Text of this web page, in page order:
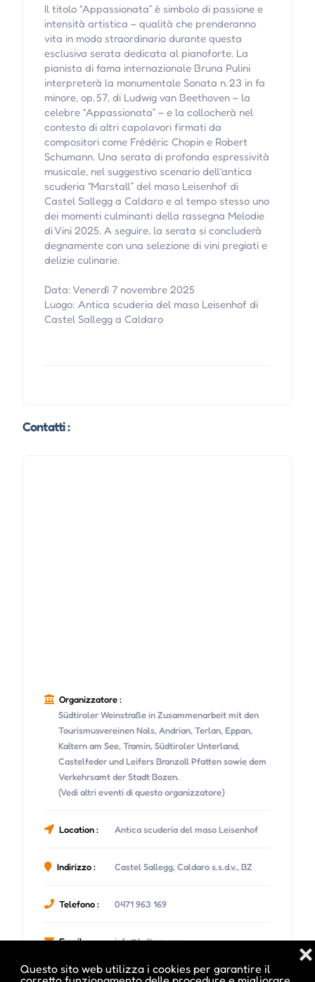
Questo sito web utilizza i cookies per garantire il
❌
Il titolo “Appassionata” è simbolo di passione e
intensità artistica – qualità che prenderanno
vita in modo straordinario durante questa
esclusiva serata dedicata al pianoforte. La
pianista di fama internazionale Bruna Pulini
interpreterà la monumentale Sonata n. 23 in fa
minore, op. 57, di Ludwig van Beethoven – la
celebre “Appassionata” – e la collocherà nel
contesto di altri capolavori firmati da
compositori come Frédéric Chopin e Robert
Schumann. Una serata di profonda espressività
musicale, nel suggestivo scenario dell’antica
scuderia “Marstall” del maso Leisenhof di
Castel Sallegg a Caldaro e al tempo stesso uno
dei momenti culminanti della rassegna Melodie
di Vini 2025. A seguire, la serata si concluderà
degnamente con una selezione di vini pregiati e
delizie culinarie.
Data: Venerdì 7 novembre 2025
Luogo: Antica scuderia del maso Leisenhof di
Castel Sallegg a Caldaro
Contatti :
Organizzatore :
Südtiroler Weinstraße in Zusammenarbeit mit den
Tourismusvereinen Nals, Andrian, Terlan, Eppan,
Kaltern am See, Tramin, Südtiroler Unterland,
Castelfeder und Leifers Branzoll Pfatten sowie dem
Verkehrsamt der Stadt Bozen.
(Vedi altri eventi di questo organizzatore)
Location : Antica scuderia del maso Leisenhof
Indirizzo : Castel Sallegg, Caldaro s.s.d.v., BZ
Telefono : 0471 963 169
Email : info@kaltern.com
Sito Web : suedtirol.info/weinklaenge